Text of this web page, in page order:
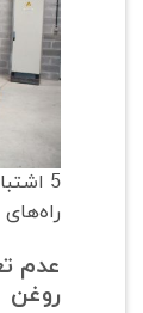
5
راه‌های
عدم
روغن